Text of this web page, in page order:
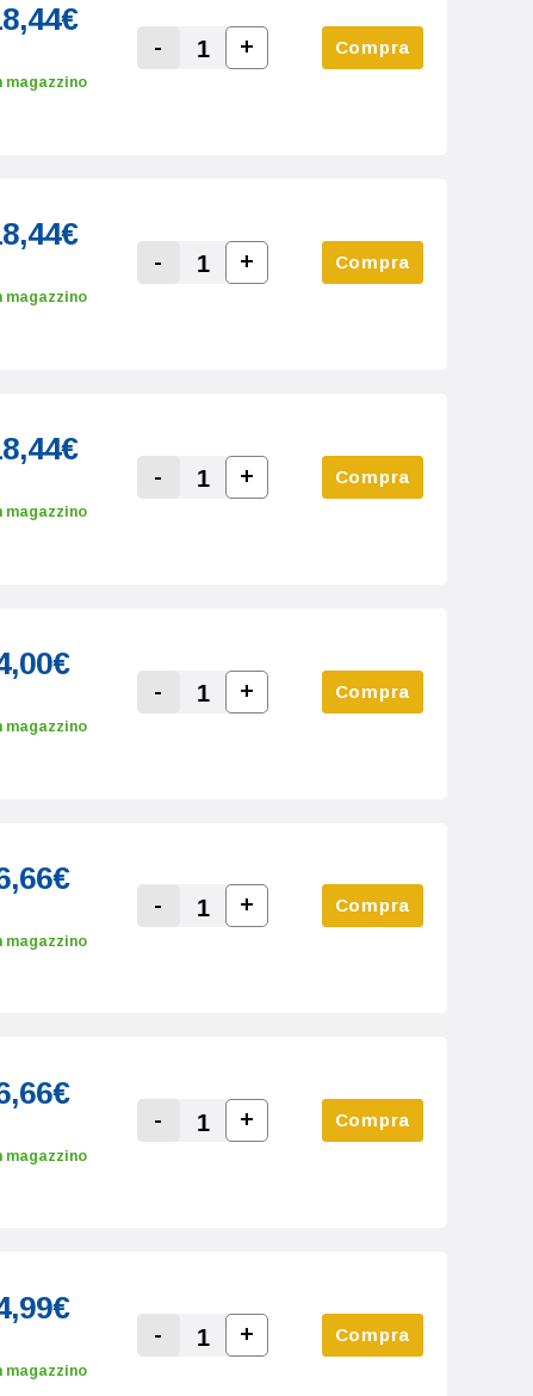
magazzino Decrease Quantity:
-
Increase Quantity:
+ Compra
magazzino Decrease Quantity:
-
Increase Quantity:
+ Compra
magazzino Decrease Quantity:
-
Increase Quantity:
+ Compra
magazzino Decrease Quantity:
-
Increase Quantity:
+ Compra
magazzino
-
Increase Quantity:
+ Compra
magazzino
-
Increase Quantity:
+ Compra
magazzino Decrease Quantity:
-
Increase Quantity:
+ Compra